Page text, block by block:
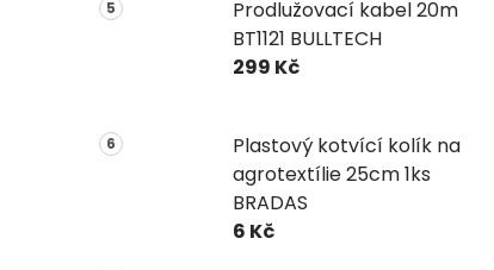
Prodlužovací kabel 20m
BT1121 BULLTECH
299 Kč
Plastový kotvící kolík na
agrotextílie 25cm 1ks
BRADAS
6 Kč